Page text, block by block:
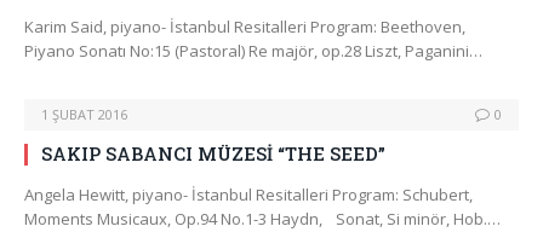
Karim Said, piyano- İstanbul Resitalleri Program: Beethoven,
Piyano Sonatı No:15 (Pastoral) Re majör, op.28 Liszt, Paganini…
1 ŞUBAT 2016 0
SAKIP SABANCI MÜZESİ “THE SEED”
Angela Hewitt, piyano- İstanbul Resitalleri Program: Schubert,
Moments Musicaux, Op.94 No.1-3 Haydn, Sonat, Si minör, Hob.…